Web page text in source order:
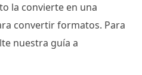
la convierte en una
convertir formatos. Para
nuestra guía a